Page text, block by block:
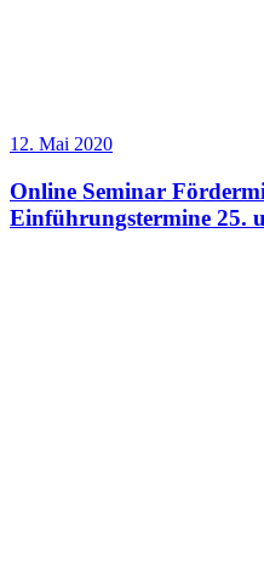
12. Mai 2020
Online Seminar
Einführungstermine 25.